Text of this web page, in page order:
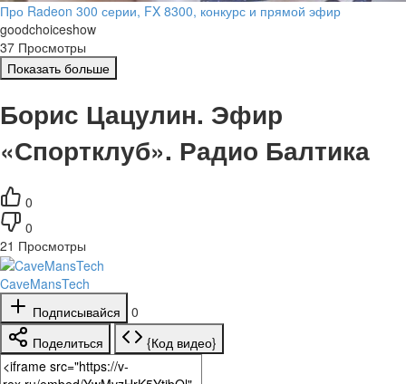
Про Radeon 300 серии, FX 8300, конкурс и прямой эфир
goodchoiceshow
37 Просмотры
Показать больше
Борис Цацулин. Эфир
«Спортклуб». Радио Балтика
0
0
21 Просмотры
CaveMansTech
Подписывайся
0
Поделиться
{Код видео}